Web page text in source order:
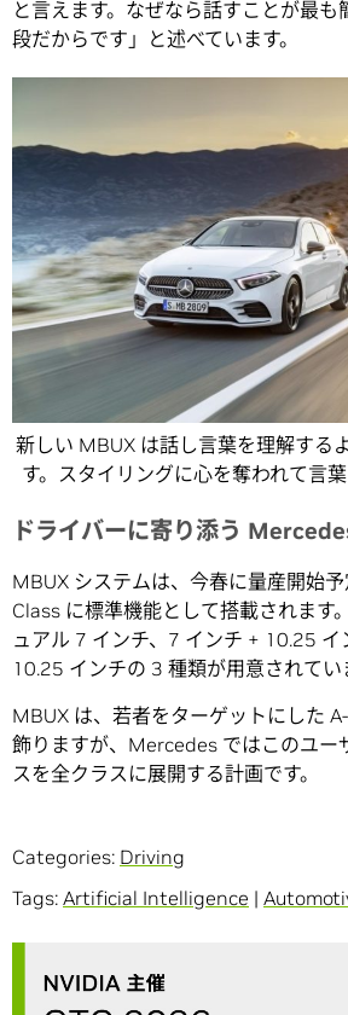
と言えます。なぜなら話すことが最
段だからです」と述べています。
新しい MBUX は話し言葉を理解する
す。スタイリングに心を奪われて言
ドライバーに寄り添う
MBUX システムは、今春に量産開始
Class に標準機能として搭載されます
ュアル 7 インチ、7 インチ + 10.25 イ
10.25 インチの 3 種類が用意されてい
MBUX は、若者をターゲットにした
飾りますが、Mercedes ではこのユー
スを全クラスに展開する計画です。
Categories: Driving
Tags: Artificial Intelligence |